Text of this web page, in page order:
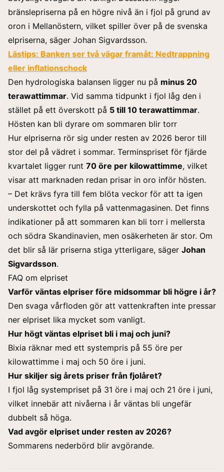
bränslepriserna på en högre nivå än i fjol på grund av
oron i Mellanöstern, vilket spiller över på de svenska
elpriserna, säger Johan Sigvardsson.
Lästips: Banken ser två vägar framåt: Nedtrappning
eller inflationschock
Den hydrologiska balansen ligger nu på minus 20
terawattimmar. Vid samma tidpunkt i fjol låg den i
stället på ett överskott på 5 till 10 terawattimmar.
Hösten kan bli dyrare om sommaren blir torr
Hur elpriserna rör sig under resten av 2026 beror till
stor del på vädret i sommar. Terminspriset för fjärde
kvartalet ligger runt 70 öre per kilowattimme, vilket
visar att marknaden redan prisar in oro inför hösten.
– Det krävs fyra till fem blöta veckor för att ta igen
underskottet och fylla på vattenmagasinen. Det finns
indikationer på att sommaren kan bli torr i mellersta
och södra Skandinavien, men osäkerheten är stor. Om
det blir så lär priserna stiga ytterligare, säger Johan
Sigvardsson.
FAQ om elpriset
Varför väntas elpriser före midsommar bli högre i år?
Den svaga vårfloden gör att vattenkraften inte pressar
ner elpriset lika mycket som vanligt.
Hur högt väntas elpriset bli i maj och juni?
Bixia räknar med ett systempris på 55 öre per
kilowattimme i maj och 50 öre i juni.
Hur skiljer sig årets priser från fjolåret?
I fjol låg systempriset på 31 öre i maj och 21 öre i juni,
vilket innebär att nivåerna i år väntas bli ungefär
dubbelt så höga.
Vad avgör elpriset under resten av 2026?
Sommarens nederbörd blir avgörande.